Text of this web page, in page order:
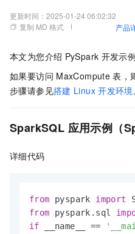
更新时间： 2025-01-24 06:02:32
复制 MD 格式
产品
本文为您介绍 PySpark 开发示例
如果要访问 MaxCompute 表，
步骤请参见搭建 Linux 开发环境
SparkSQL 应用示例（
详细代码
from pyspark import
from pyspark.sql
if __name__ ==